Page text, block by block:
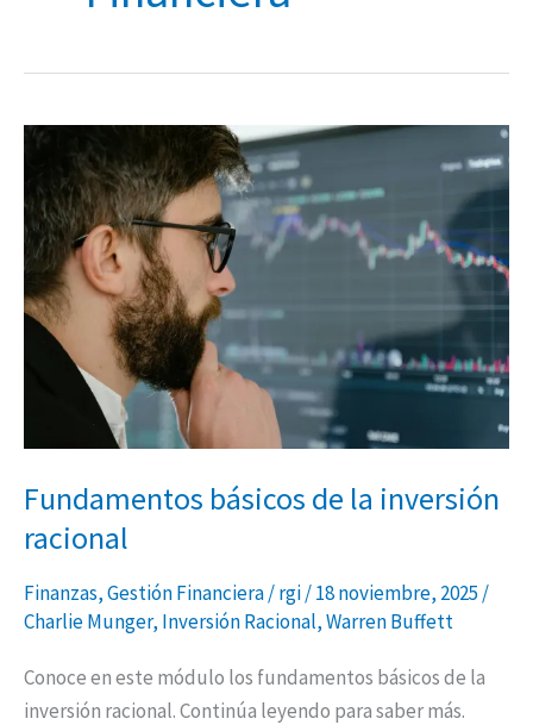
Fundamentos básicos de la inversión
racional
Finanzas,Gestión Financiera/rgi/18 noviembre, 2025/
Charlie Munger, Inversión Racional,Warren Buffett
Conoce en este módulo los fundamentos básicos de la
inversión racional. Continúa leyendo para saber más.
Fundamentos
básicos
de
la
inversión
racional